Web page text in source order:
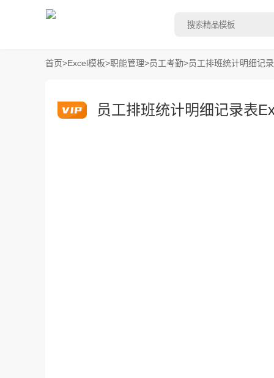
首页>Excel模板>职能管理>员工考勤>员工排班统计明细记
员工排班统计明细记录表